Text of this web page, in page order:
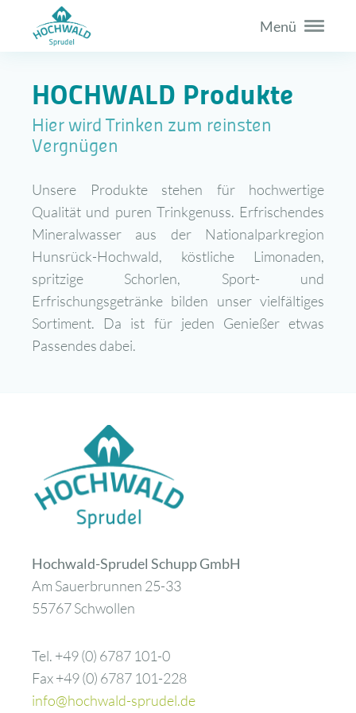
Menü
HOCHWALD Produkte
Hier wird Trinken zum reinsten
Vergnügen
Unsere Produkte stehen für hochwertige
Qualität und puren Trinkgenuss. Erfrischendes
Mineralwasser aus der Nationalparkregion
Hunsrück-Hochwald, köstliche Limonaden,
spritzige Schorlen, Sport- und
Erfrischungsgetränke bilden unser vielfältiges
Sortiment. Da ist für jeden Genießer etwas
Passendes dabei.
Hochwald-Sprudel Schupp GmbH
Am Sauerbrunnen 25-33
55767 Schwollen
Tel. +49 (0) 6787 101-0
Fax +49 (0) 6787 101-228
info@hochwald-sprudel.de